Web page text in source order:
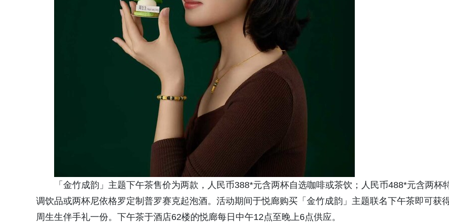
「金竹成韵」主题下午茶售价为两款，人民币388*元含两杯自选咖啡或茶饮；人民币488*元含两杯
调饮品或两杯尼依格罗定制普罗赛克起泡酒。活动期间于悦廊购买「金竹成韵」主题联名下午茶即可获
周生生伴手礼一份。下午茶于酒店62楼的悦廊每日中午12点至晚上6点供应。